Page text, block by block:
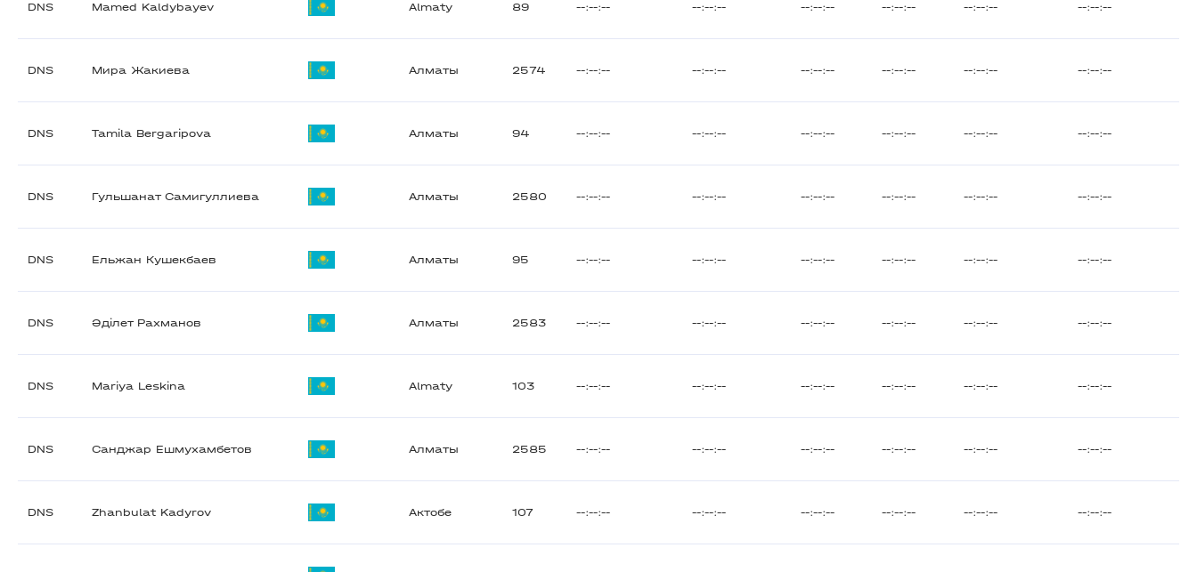
DNS Mamed Kaldybayev Almaty 89 --:--:-- --:--:-- --:--:-- --:--:-- --:--:-- --:--:--
DNS Мира Жакиева Алматы 2574 --:--:-- --:--:-- --:--:-- --:--:-- --:--:-- --:--:--
DNS Tamila Bergaripova Алматы 94 --:--:-- --:--:-- --:--:-- --:--:-- --:--:-- --:--:--
DNS Гульшанат Самигуллиева Алматы 2580 --:--:-- --:--:-- --:--:-- --:--:-- --:--:-- --:--:--
DNS Ельжан Кушекбаев Алматы 95 --:--:-- --:--:-- --:--:-- --:--:-- --:--:-- --:--:--
DNS Әділет Рахманов Алматы 2583 --:--:-- --:--:-- --:--:-- --:--:-- --:--:-- --:--:--
DNS Mariya Leskina Almaty 103 --:--:-- --:--:-- --:--:-- --:--:-- --:--:-- --:--:--
DNS Санджар Ешмухамбетов Алматы 2585 --:--:-- --:--:-- --:--:-- --:--:-- --:--:-- --:--:--
DNS Zhanbulat Kadyrov Актобе 107 --:--:-- --:--:-- --:--:-- --:--:-- --:--:-- --:--:--